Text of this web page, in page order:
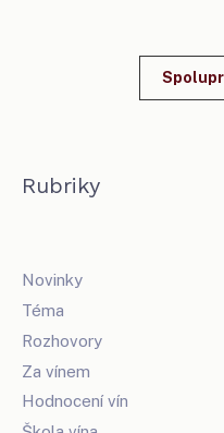
Rubriky
Novinky
Téma
Rozhovory
Za vínem
Hodnocení vín